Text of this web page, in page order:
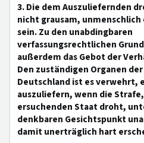
3. Die dem Auszuliefernden
nicht grausam,
sein. Zu den unabdingbaren
verfassungsrechtlichen
außerdem das Gebot der
Den zuständigen Organen
Deutschland ist es verwehrt,
auszuliefern, wenn die
ersuchenden Staat droht,
denkbaren Gesichtspunkt
damit unerträglich hart